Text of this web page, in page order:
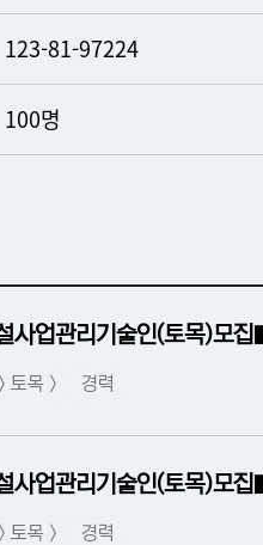
123-81-97224
100명
사업관리기술인(토목)모집■
토목 > 경력
사업관리기술인(토목)모집■
토목 > 경력